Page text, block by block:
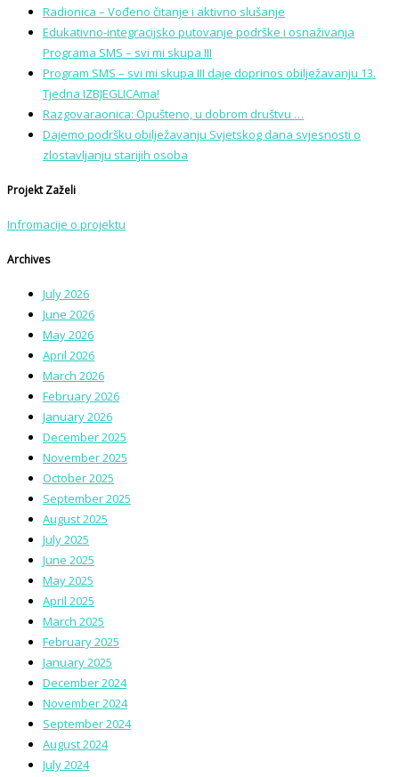
Radionica – Vođeno čitanje i aktivno slušanje
Edukativno-integracijsko putovanje podrške i osnaživanja
Programa SMS – svi mi skupa III
Program SMS – svi mi skupa III daje doprinos obilježavanju 13.
Tjedna IZBJEGLICAma!
Razgovaraonica: Opušteno, u dobrom društvu …
Dajemo podršku obilježavanju Svjetskog dana svjesnosti o
zlostavljanju starijih osoba
Projekt Zaželi
Infromacije o projektu
Archives
July 2026
June 2026
May 2026
April 2026
March 2026
February 2026
January 2026
December 2025
November 2025
October 2025
September 2025
August 2025
July 2025
June 2025
May 2025
April 2025
March 2025
February 2025
January 2025
December 2024
November 2024
September 2024
August 2024
July 2024